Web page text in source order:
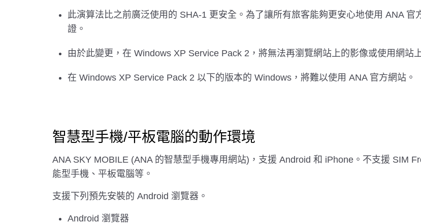
此演算法比之前廣泛使用的 SHA-1 更安全。為了讓所有旅客能夠更安心地使用 ANA
證。
由於此變更，在 Windows XP Service Pack 2，將無法再瀏覽網站上的影像或使用網站
在 Windows XP Service Pack 2 以下的版本的 Windows，將難以使用 ANA 官方網站。
智慧型手機/平板電腦的動作環境
ANA SKY MOBILE (ANA 的智慧型手機專用網站)，支援 Android 和 iPhone。不支援 SIM
能型手機、平板電腦等。
支援下列預先安裝的 Android 瀏覽器。
Android 瀏覽器